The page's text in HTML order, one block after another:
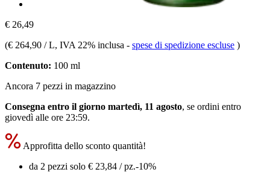
€ 26,49
(€ 264,90 / L, IVA 22% inclusa - spese di spedizione escluse )
Contenuto: 100 ml
Ancora 7 pezzi in magazzino
Consegna entro il giorno martedì, 11 agosto, se ordini entro
giovedì alle ore 23:59.
Approfitta dello sconto quantità!
da 2 pezzi solo € 23,84 / pz.-10%